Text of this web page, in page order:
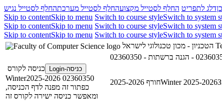
דלג לתפריט החלף לסטייל מקצועהחלף לסטייל מערכתהחלף לסטייל נגיש
Skip to contentSkip to menu Switch to course styleSwitch to system
Skip to contentSkip to menu Switch to course styleSwitch to system
Skip to contentSkip to menu Switch to course styleSwitch to system
כניסה-Login
כניסה לקורס
02360350 Winter2025-2026
כפתור זה מפנה לדף הכניסה,
ומאפשר כניסה ישירה לקורס זה
חורף 2025-2026Winter 2025-2026